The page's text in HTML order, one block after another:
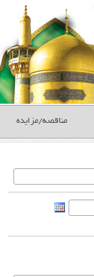
مناقصه/مزایده